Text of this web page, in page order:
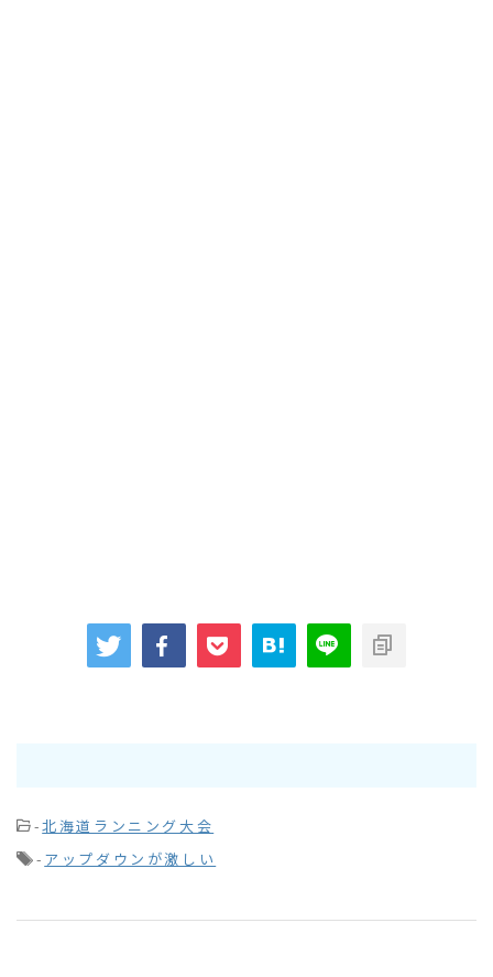
-北海道ランニング大会
- アップダウンが激しい